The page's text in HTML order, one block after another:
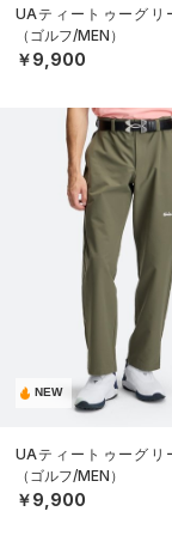
UAティートゥーグリ
（ゴルフ/MEN）
￥9,900
NEW
UAティートゥーグリ
（ゴルフ/MEN）
￥9,900